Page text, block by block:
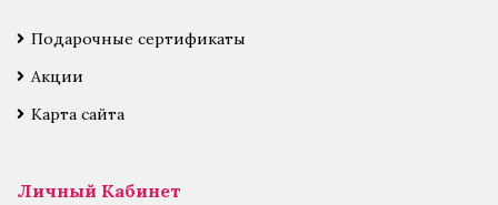
Подарочные сертификаты
Акции
Карта сайта
Личный Кабинет